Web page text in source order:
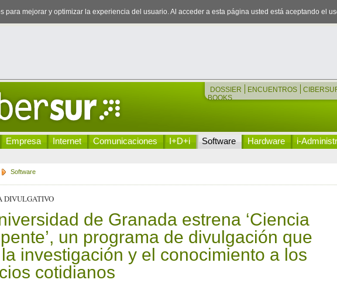
para mejorar y optimizar la experiencia del usuario. Al acceder a esta página usted está aceptando el
DOSSIER ENCUENTROS
BOOKS
Empresa Internet Comunicaciones I+D+i Software Hardware i-
Software
DIVULGATIVO
de Granada estrena ‘Ciencia
un programa de divulgación que
la investigación y el conocimiento a los
cotidianos